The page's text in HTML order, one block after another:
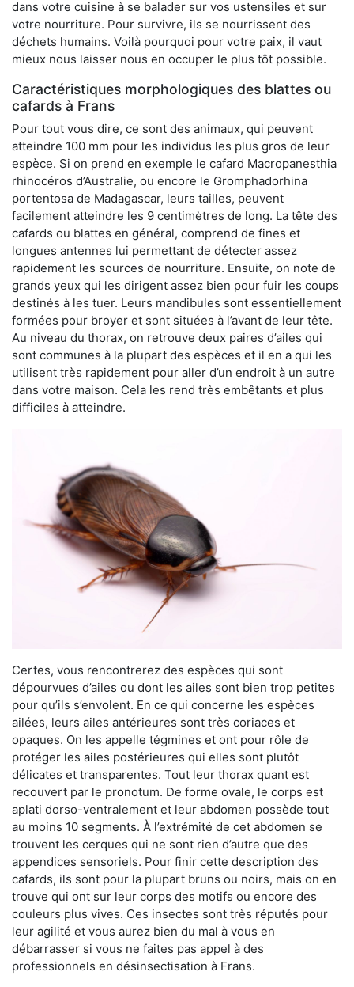
dans votre cuisine à se balader sur vos ustensiles et sur
votre nourriture. Pour survivre, ils se nourrissent des
déchets humains. Voilà pourquoi pour votre paix, il vaut
mieux nous laisser nous en occuper le plus tôt possible.
Caractéristiques morphologiques des blattes ou
cafards à Frans
Pour tout vous dire, ce sont des animaux, qui peuvent
atteindre 100 mm pour les individus les plus gros de leur
espèce. Si on prend en exemple le cafard Macropanesthia
rhinocéros d’Australie, ou encore le Gromphadorhina
portentosa de Madagascar, leurs tailles, peuvent
facilement atteindre les 9 centimètres de long. La tête des
cafards ou blattes en général, comprend de fines et
longues antennes lui permettant de détecter assez
rapidement les sources de nourriture. Ensuite, on note de
grands yeux qui les dirigent assez bien pour fuir les coups
destinés à les tuer. Leurs mandibules sont essentiellement
formées pour broyer et sont situées à l’avant de leur tête.
Au niveau du thorax, on retrouve deux paires d’ailes qui
sont communes à la plupart des espèces et il en a qui les
utilisent très rapidement pour aller d’un endroit à un autre
dans votre maison. Cela les rend très embêtants et plus
difficiles à atteindre.
Certes, vous rencontrerez des espèces qui sont
dépourvues d’ailes ou dont les ailes sont bien trop petites
pour qu’ils s’envolent. En ce qui concerne les espèces
ailées, leurs ailes antérieures sont très coriaces et
opaques. On les appelle tégmines et ont pour rôle de
protéger les ailes postérieures qui elles sont plutôt
délicates et transparentes. Tout leur thorax quant est
recouvert par le pronotum. De forme ovale, le corps est
aplati dorso-ventralement et leur abdomen possède tout
au moins 10 segments. À l’extrémité de cet abdomen se
trouvent les cerques qui ne sont rien d’autre que des
appendices sensoriels. Pour finir cette description des
cafards, ils sont pour la plupart bruns ou noirs, mais on en
trouve qui ont sur leur corps des motifs ou encore des
couleurs plus vives. Ces insectes sont très réputés pour
leur agilité et vous aurez bien du mal à vous en
débarrasser si vous ne faites pas appel à des
professionnels en désinsectisation à Frans.